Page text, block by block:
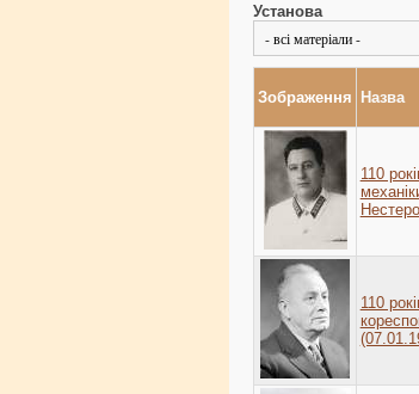
Установа
Зображення Назва
110
110